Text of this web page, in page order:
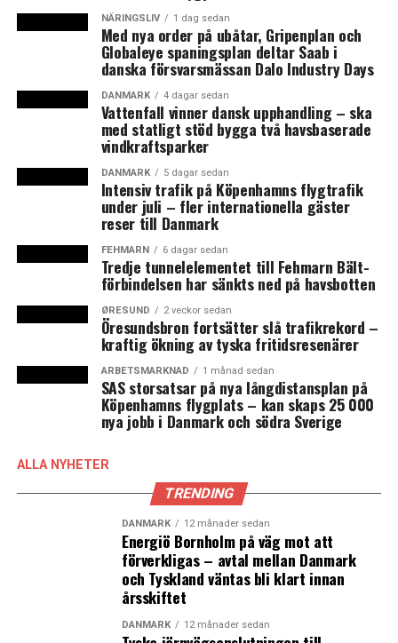
På Pendlerklubben Kystbanens Facebookgrupp
Broenlive talar han om sin syn på hur hela tågtrafiken
mellan Danmark och Sverige ska förändras 2019.
– Ja, det är om tåg från Helsingör som inte längre ska
köra direkt till Sverige, förtydligar han sig.
Tågtrafiken från Sverige över Öresundsbron ska enligt
hans förslag från och med 2019 få Østerport i
Köpenhamn som slutstation. Endast tre procent av
resenärerna fortsätter idag med Öresundstågen efter
– Det är ett slag mot Greater Copenhagen eftersom
kommunerna i Nordsjälland också är en del av Greater
Copenhagen, skriver Michael Randropp på Facebook
men pekar på att de övriga 97 procenten av
tågresenärerna över Öresund får bättre tåg, färre
förseningar och bättre information om trafiken med
Öresundståg delas upp så att de svenskägda tågen
vänder vid Østerport medan de danskägda
Öresundstågen trafikerar Kystbanen upp till Helsingör.
Han pekar i sitt inlägg på att det finns många krafter
som kämpar för att hålla ihop den dansk-svenska
trafiken med Öresundståg – ”dessvärre inte politikerna”.
Michael Randropp pekar på att det finns stora
skillnader i inställningen mellan Danmark och Sverige
kring driften av Öresundstågen och att skillnaderna
kommer att öka när de svenskägda Öresundstågen nu
ska renoveras och få en egen underhållsdepå i
Hässleholm medan DSB kör vidare med gamla tåg och
NÄRINGSLIV 1 dag sedan
Med nya order på ubåtar, Gripenplan och
Globaleye spaningsplan deltar Saab i
danska försvarsmässan Dalo Industry Days
DANMARK 4 dagar sedan
Vattenfall vinner dansk upphandling – ska
med statligt stöd bygga två havsbaserade
vindkraftsparker
DANMARK 5 dagar sedan
Intensiv trafik på Köpenhamns flygtrafik
under juli – fler internationella gäster
reser till Danmark
FEHMARN 6 dagar sedan
Tredje tunnelelementet till Fehmarn Bält-
förbindelsen har sänkts ned på havsbotten
ØRESUND 2 veckor sedan
Öresundsbron fortsätter slå trafikrekord –
kraftig ökning av tyska fritidsresenärer
ARBETSMARKNAD 1 månad sedan
SAS storsatsar på nya långdistansplan på
Köpenhamns flygplats – kan skaps 25 000
nya jobb i Danmark och södra Sverige
ALLA NYHETER
TRENDING
DANMARK 12 månader sedan
Energiö Bornholm på väg mot att
förverkligas – avtal mellan Danmark
och Tyskland väntas bli klart innan
årsskiftet
DANMARK 12 månader sedan